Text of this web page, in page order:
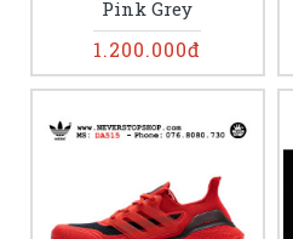
Pink Grey
1.200.000đ